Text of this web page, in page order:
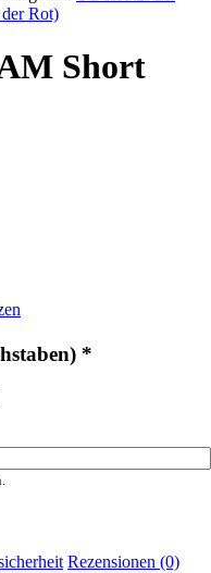
Rot)
Short
*
Rezensionen (0)